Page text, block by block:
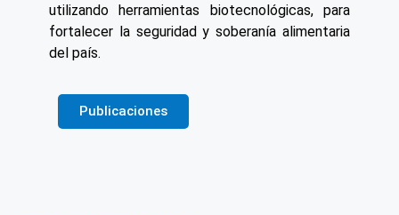
utilizando herramientas biotecnológicas, para
fortalecer la seguridad y soberanía alimentaria
del país.
Publicaciones